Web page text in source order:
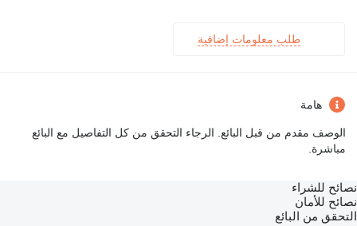
طلب معلومات إضافية
هامة
الوصف مقدم من قبل البائع. الرجاء التحقق من كل التفاصيل مع البائع
مباشرة.
نصائح للشراء
نصائح للأمان
التحقق من البائع